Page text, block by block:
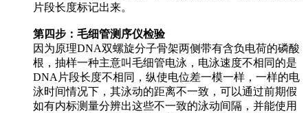
片段长度标记出来。
第四步：毛细管测序仪检验
因为原理DNA双螺旋分子骨架两侧带有含负电荷的磷酸
根，抽样一种主意叫毛细管电泳，电泳速度不相同的是
DNA片段长度不相同，纵使电位差一模一样，一样的电
泳时间情况下，其泳动的距离不一致，可以通过前期假
如有内标测量分辨出这些不一致的泳动间隔，并能使用